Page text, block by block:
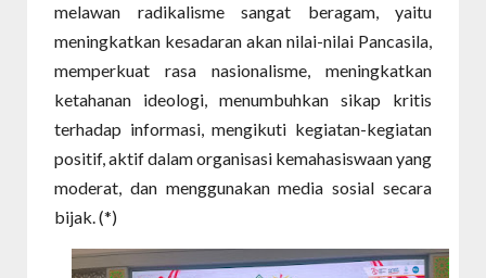
melawan radikalisme sangat beragam, yaitu
meningkatkan kesadaran akan nilai-nilai Pancasila,
memperkuat rasa nasionalisme, meningkatkan
ketahanan ideologi, menumbuhkan sikap kritis
terhadap informasi, mengikuti kegiatan-kegiatan
positif, aktif dalam organisasi kemahasiswaan yang
moderat, dan menggunakan media sosial secara
bijak. (*)